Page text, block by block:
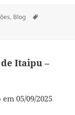
, Blog
de Itaipu –
05/09/2025